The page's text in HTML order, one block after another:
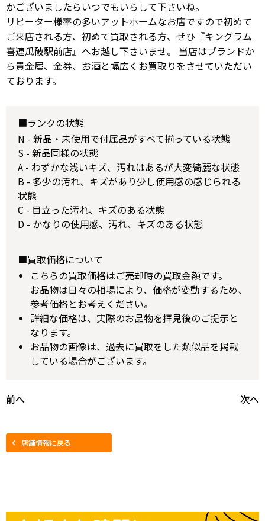
かございましたらいつでもいらして下さいね。
リピーター様率の多いアットホームなお店ですので初めて
ご来店される方、初めて買取される方、ぜひ『キングラム
喜連瓜破駅前店』へお越し下さいませ。 当店はブランドか
ら貴金属、金券、お酒と幅広くお買取りをさせていただい
ております。
■ランクの状態
N - 新品・未使用で付属品がすべて揃っている状態
S - 新品同様の状態
A - わずかな浅いキズ、汚れはあるが大変綺麗な状態
B - 多少の汚れ、キズがあり少し使用感の感じられる
状態
C - 目立った汚れ、キズのある状態
D - かなりの使用感、汚れ、キズのある状態
■買取価格について
こちらの買取価格はご売却時の買取金額です。
お品物は日々の相場により、価格が変動するため、
参考価格とお考えください。
詳細な価格は、実際のお品物を拝見後のご提示と
なります。
お品物の画像は、過去に買取をした類似品を掲載
している場合がございます。
前へ 次へ
店舗情報に戻る